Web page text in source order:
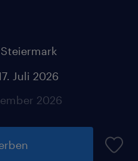
Steiermark
Juli 2026
2026